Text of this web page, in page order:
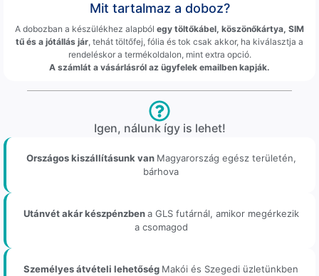
Mit tartalmaz a doboz?
A dobozban a készülékhez alapból egy töltőkábel, köszönőkártya, SIM
tű és a jótállás jár, tehát töltőfej, fólia és tok csak akkor, ha kiválasztja a
rendeléskor a termékoldalon, mint extra opció.
A számlát a vásárlásról az ügyfelek emailben kapják.
Igen, nálunk így is lehet!
Országos kiszállításunk van Magyarország egész területén,
bárhova
Utánvét akár készpénzbena GLS futárnál, amikor megérkezik
a csomagod
Személyes átvételi lehetőség Makói és Szegedi üzletünkben